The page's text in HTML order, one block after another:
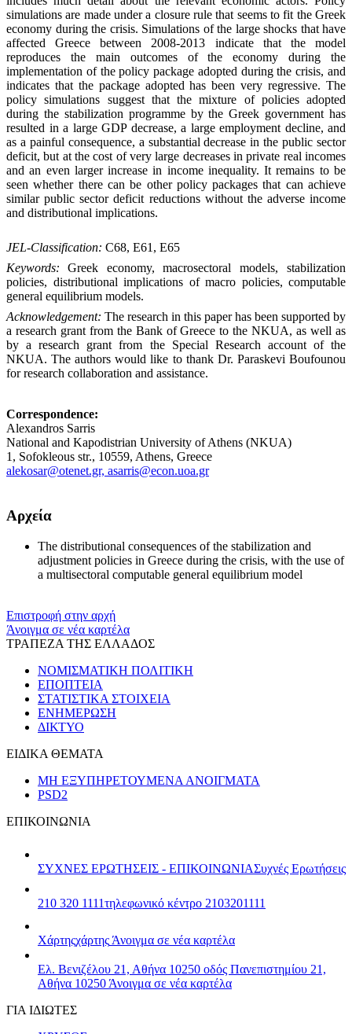
simulations are made under a closure rule that seems to fit the Greek
economy during the crisis. Simulations of the large shocks that have
affected Greece between 2008-2013 indicate that the model
reproduces the main outcomes of the economy during the
implementation of the policy package adopted during the crisis, and
indicates that the package adopted has been very regressive. The
policy simulations suggest that the mixture of policies adopted
during the stabilization programme by the Greek government has
resulted in a large GDP decrease, a large employment decline, and
as a painful consequence, a substantial decrease in the public sector
deficit, but at the cost of very large decreases in private real incomes
and an even larger increase in income inequality. It remains to be
seen whether there can be other policy packages that can achieve
similar public sector deficit reductions without the adverse income
and distributional implications.
JEL-Classification: C68, E61, E65
Keywords:
Greek economy, macrosectoral models, stabilization
policies, distributional implications of macro policies, computable
general equilibrium models.
Acknowledgement: The research in this paper has been supported by
a research grant from the Bank of Greece to the NKUA, as well as
by a research grant from the Special Research account of the
NKUA. The authors would like to thank Dr. Paraskevi Boufounou
for research collaboration and assistance.
Correspondence:
Alexandros Sarris
National and Kapodistrian University of Athens (NKUA)
1, Sofokleous str., 10559, Athens, Greece
alekosar@otenet.gr, asarris@econ.uoa.gr
Αρχεία
The distributional consequences of the stabilization and
adjustment policies in Greece during the crisis, with the use of
a multisectoral computable general equilibrium model
Επιστροφή στην αρχή
Άνοιγμα σε νέα καρτέλα
ΤΡΑΠΕΖΑ ΤΗΣ ΕΛΛΑΔΟΣ
ΝΟΜΙΣΜΑΤΙΚΗ ΠΟΛΙΤΙΚΗ
ΕΠΟΠΤΕΙΑ
ΣΤΑΤΙΣΤΙΚΑ ΣΤΟΙΧΕΙΑ
ΕΝΗΜΕΡΩΣΗ
ΔΙΚΤΥΟ
ΕΙΔΙΚΑ ΘΕΜΑΤΑ
ΜΗ ΕΞΥΠΗΡΕΤΟΥΜΕΝΑ ΑΝΟΙΓΜΑΤΑ
PSD2
ΕΠΙΚΟΙΝΩΝΙΑ
ΣΥΧΝΕΣ ΕΡΩΤΗΣΕΙΣ - ΕΠΙΚΟΙΝΩΝΙΑΣυχνές Ερωτήσεις
210 320 1111τηλεφωνικό κέντρο 2103201111
Χάρτηςχάρτης Άνοιγμα σε νέα καρτέλα
Ελ. Βενιζέλου 21, Αθήνα 10250 οδός Πανεπιστημίου 21,
Αθήνα 10250 Άνοιγμα σε νέα καρτέλα
ΓΙΑ ΙΔΙΩΤΕΣ